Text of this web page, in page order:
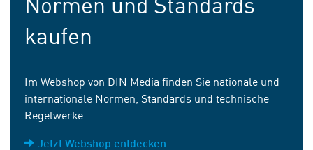
kaufen
Im Webshop von DIN Media finden Sie nationale und
internationale Normen, Standards und technische
Regelwerke.
Jetzt Webshop entdecken